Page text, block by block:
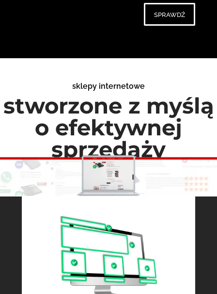
sprawdź
sklepy internetowe
stworzone z myślą
o efektywnej
sprzedaży